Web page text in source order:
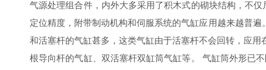
气源处理组合件，内外大多采用了积木式的砌块结构，不
定位精度，附带制动机构和伺服系统的气缸应用越来越普
和活塞杆的气缸甚多，这类气缸由于活塞杆不会回转，应
根导向杆的气缸、双活塞杆双缸筒气缸等。 气缸筒外形已